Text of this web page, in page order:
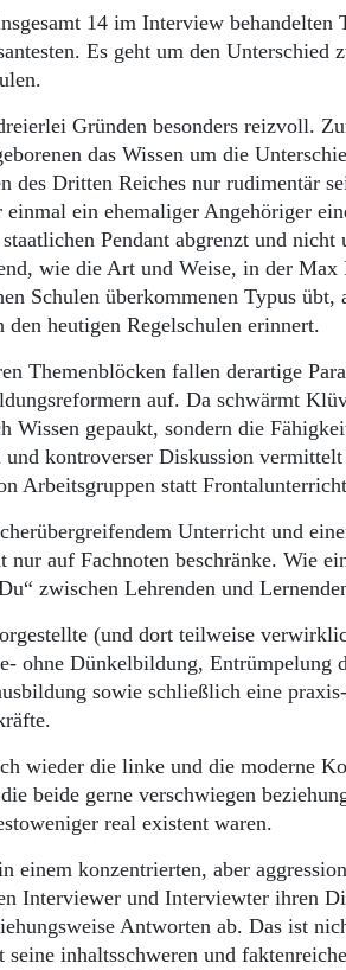
14 im Interview behandelten
Es geht um den Unterschied
Gründen besonders reizvoll.
das Wissen um die
des Dritten Reiches nur rudimentär
einmal ein ehemaliger Angehöriger
Pendant abgrenzt und
wie die Art und Weise, in der
Schulen überkommenen Typus
heutigen Regelschulen erinnert.
Themenblöcken fallen derartige
auf. Da schwärmt
Wissen gepaukt, sondern die
und kontroverser Diskussion
Arbeitsgruppen statt
Unterricht und
nur auf Fachnoten beschränke. Wie
zwischen Lehrenden und
(und dort teilweise
ohne Dünkelbildung, Entrümpelung
sowie schließlich eine
wieder die linke und die moderne
beide gerne verschwiegen
real existent waren.
einem konzentrierten, aber
Interviewer und Interviewter ihren
Antworten ab. Das ist
inhaltsschweren und